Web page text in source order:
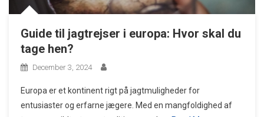
Guide til jagtrejser i europa: Hvor skal du
tage hen?
December 3, 2024
Europa er et kontinent rigt på jagtmuligheder for
entusiaster og erfarne jægere. Med en mangfoldighed af